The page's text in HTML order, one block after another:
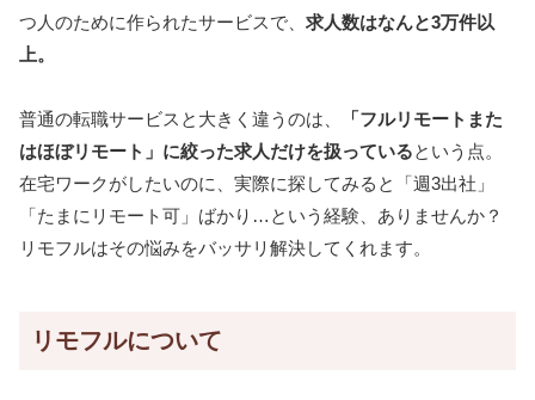
つ人のために作られたサービスで、 求人数はなんと3万件以
上。
普通の転職サービスと大きく違うのは、
「フルリモートまた
はほぼリモート」に絞った求人だけを扱っているという点。
在宅ワークがしたいのに、実際に探してみると「週3出社」
「たまにリモート可」ばかり…という経験、ありませんか？
リモフルはその悩みをバッサリ解決してくれます。
リモフルについて